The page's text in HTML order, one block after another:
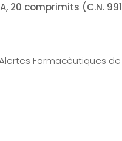
20 comprimits (C.N.
Farmacèutiques